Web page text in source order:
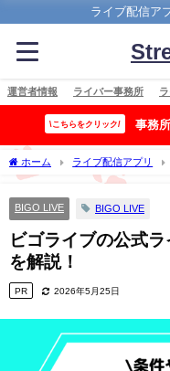
ライブ配信ア
運営者情報 ライバー事務所
\こちらをクリック/ 事務
ホーム ライブ配信アプリ
条件や見分け方を解説！
BIGO LIVE BIGO LIVE
ビゴライブの公式
を解説！
PR 2026年5月25日